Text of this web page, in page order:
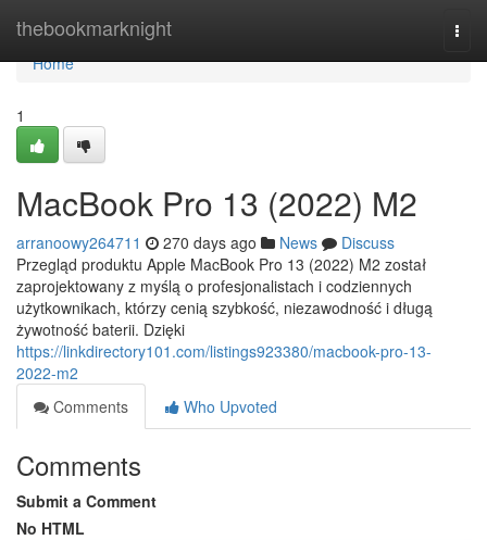
thebookmarknight
Home
Home
1
MacBook Pro 13 (2022) M2
arranoowy264711 270 days ago News
Discuss
Przegląd produktu Apple MacBook Pro 13 (2022) M2 został
zaprojektowany z myślą o profesjonalistach i codziennych
użytkownikach, którzy cenią szybkość, niezawodność i długą
żywotność baterii. Dzięki
https://linkdirectory101.com/listings923380/macbook-pro-13-
2022-m2
Comments
Who Upvoted
Comments
Submit a Comment
No HTML